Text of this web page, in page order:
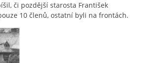
či pozdější starosta František
10 členů, ostatní byli na frontách.